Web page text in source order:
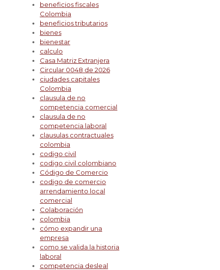
beneficios fiscales
Colombia
beneficios tributarios
bienes
bienestar
calculo
Casa Matriz Extranjera
Circular 0048 de 2026
ciudades capitales
Colombia
clausula de no
competencia comercial
clausula de no
competencia laboral
clausulas contractuales
colombia
codigo civil
codigo civil colombiano
Código de Comercio
codigo de comercio
arrendamiento local
comercial
Colaboración
colombia
cómo expandir una
empresa
como se valida la historia
laboral
competencia desleal